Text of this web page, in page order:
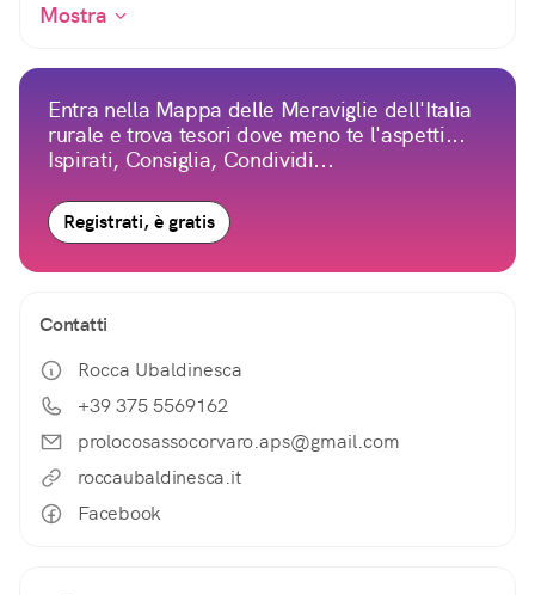
Mostra
Entra nella Mappa delle Meraviglie dell'Italia
rurale e trova tesori dove meno te l'aspetti...
Ispirati, Consiglia, Condividi...
Registrati, è gratis
Contatti
Rocca Ubaldinesca
+39 375 5569162
prolocosassocorvaro.aps@gmail.com
roccaubaldinesca.it
Facebook